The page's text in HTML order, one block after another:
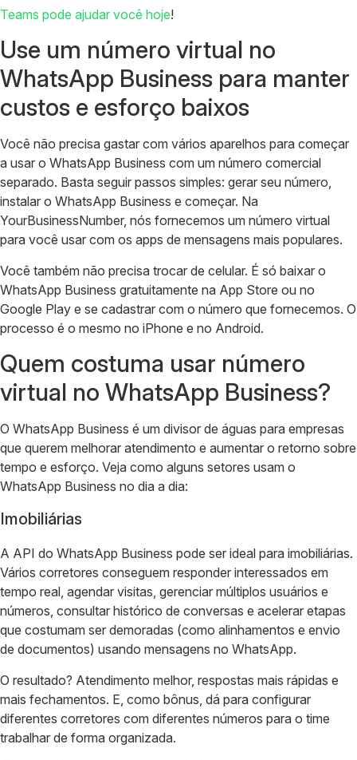
Teams pode ajudar você hoje!
Use um número virtual no
WhatsApp Business para manter
custos e esforço baixos
Você não precisa gastar com vários aparelhos para começar
a usar o WhatsApp Business com um número comercial
separado. Basta seguir passos simples: gerar seu número,
instalar o WhatsApp Business e começar. Na
YourBusinessNumber, nós fornecemos um número virtual
para você usar com os apps de mensagens mais populares.
Você também não precisa trocar de celular. É só baixar o
WhatsApp Business gratuitamente na App Store ou no
Google Play e se cadastrar com o número que fornecemos. O
processo é o mesmo no iPhone e no Android.
Quem costuma usar número
virtual no WhatsApp Business?
O WhatsApp Business é um divisor de águas para empresas
que querem melhorar atendimento e aumentar o retorno sobre
tempo e esforço. Veja como alguns setores usam o
WhatsApp Business no dia a dia:
Imobiliárias
A API do WhatsApp Business pode ser ideal para imobiliárias.
Vários corretores conseguem responder interessados em
tempo real, agendar visitas, gerenciar múltiplos usuários e
números, consultar histórico de conversas e acelerar etapas
que costumam ser demoradas (como alinhamentos e envio
de documentos) usando mensagens no WhatsApp.
O resultado? Atendimento melhor, respostas mais rápidas e
mais fechamentos. E, como bônus, dá para configurar
diferentes corretores com diferentes números para o time
trabalhar de forma organizada.